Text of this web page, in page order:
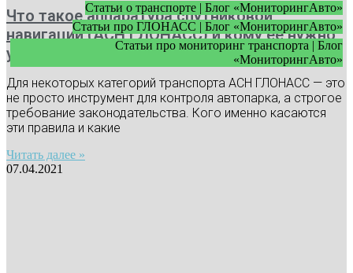
Статьи о транспорте | Блог «МониторингАвто»
Статьи про ГЛОНАСС | Блог «МониторингАвто»
Статьи про мониторинг транспорта | Блог
«МониторингАвто»
Что такое аппаратура спутниковой
навигации (АСН ГЛОНАСС) и кому ее нужно
устанавливать
Для некоторых категорий транспорта АСН ГЛОНАСС — это
не просто инструмент для контроля автопарка, а строгое
требование законодательства. Кого именно касаются
эти правила и какие
Читать далее »
07.04.2021